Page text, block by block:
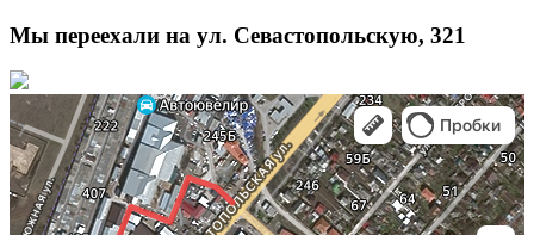
Мы переехали на ул. Севастопольскую, 321